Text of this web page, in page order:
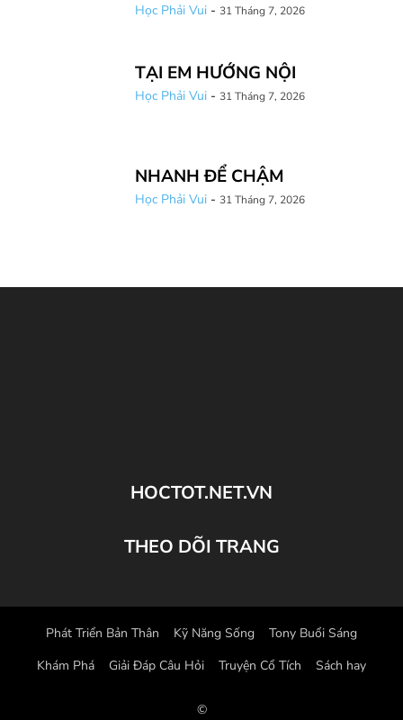
Học Phải Vui - 31 Tháng 7, 2026
TẠI EM HƯỚNG NỘI
Học Phải Vui - 31 Tháng 7, 2026
NHANH ĐỂ CHẬM
Học Phải Vui - 31 Tháng 7, 2026
HOCTOT.NET.VN
THEO DÕI TRANG
Phát Triển Bản Thân Kỹ Năng Sống
Tony Buổi Sáng
Khám Phá
Giải Đáp Câu Hỏi Truyện Cổ Tích Sách hay
©